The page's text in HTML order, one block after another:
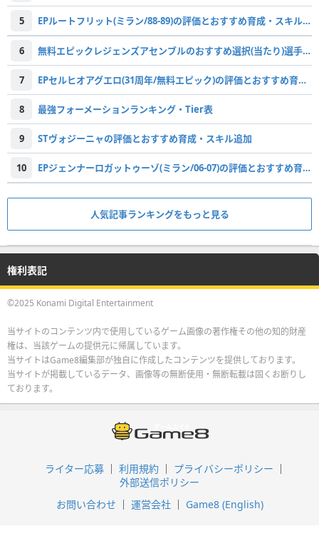
5 EPルートフリット(ミラン/88-89)の評価とおすすめ育成・スキル追加
6 無料エピックレジェンズアセンブルのおすすめ選択(当たり)選手ランキングと引き方
7 EPセルヒオアグエロ(31周年/無料エピック)の評価とおすすめ育成・スキル追加
8 最強フォーメーションランキング・Tier表
9 STヴォジーニャの評価とおすすめ育成・スキル追加
10 EPジェンナーロガットゥーゾ(ミラン/06-07)の評価とおすすめ育成・スキル追加
人気記事ランキングをもっと見る
権利表記
©2025 Konami Digital Entertainment
当サイトのコンテンツ内で使用しているゲーム画像の著作権その他の知的財産
権は、当該ゲームの提供元に帰属しています。
当サイトはGame8編集部が独自に作成したコンテンツを提供しております。
当サイトが掲載しているデータ、画像等の無断使用・無断転載は固くお断りし
ております。
ライター応募 利用規約
プライバシーポリシー
外部送信ポリシー
お問い合わせ
運営会社 Game8 (English)